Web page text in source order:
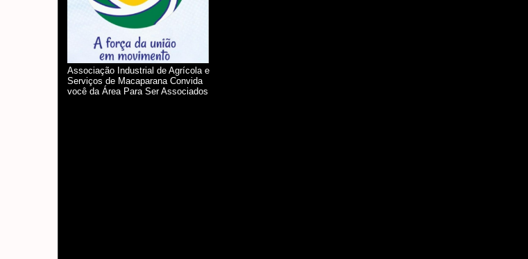
Associação Industrial de Agrícola e
Serviços de Macaparana Convida
você da Área Para Ser Associados